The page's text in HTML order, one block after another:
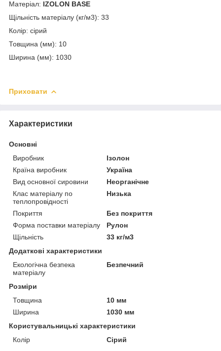
Матеріал: IZOLON BASE
Щільність матеріалу (кг/м3): 33
Колір: сірий
Товщина (мм): 10
Ширина (мм): 1030
Приховати
Характеристики
Основні
Виробник
Ізолон
Країна виробник
Україна
Вид основної сировини
Неорганічне
Клас матеріалу по
теплопровідності
Низька
Покриття
Без покриття
Форма поставки матеріалу
Рулон
Щільність
33 кг/м3
Додаткові характеристики
Екологічна безпека
матеріалу
Безпечний
Розміри
Товщина
10 мм
Ширина
1030 мм
Користувальницькі характеристики
Колір
Сірий